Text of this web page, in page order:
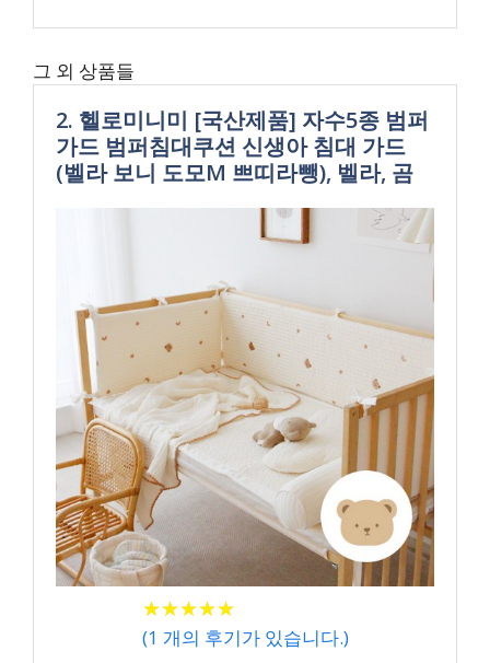
그 외 상품들
2. 헬로미니미 [국산제품] 자수5종 범퍼
가드 범퍼침대쿠션 신생아 침대 가드
(벨라 보니 도모M 쁘띠라뺑), 벨라, 곰
★★★★★
★★★★★
(1 개의 후기가 있습니다.)